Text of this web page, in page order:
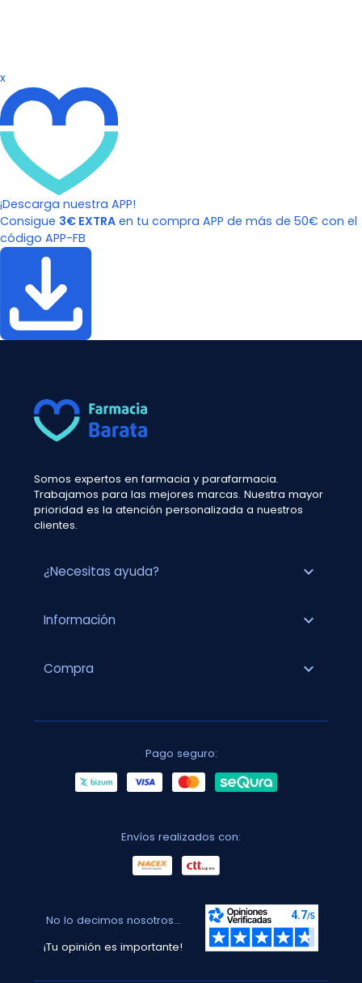
x
¡Descarga nuestra APP!
Consigue 3€ EXTRA en tu compra APP de más de 50€ con el
código APP-FB
Somos expertos en farmacia y parafarmacia.
Trabajamos para las mejores marcas. Nuestra mayor
prioridad es la atención personalizada a nuestros
clientes.
¿Necesitas ayuda? expand_more
Información expand_more
Compra expand_more
Pago seguro:
Envíos realizados con:
No lo decimos nosotros...
¡Tu opinión es importante!